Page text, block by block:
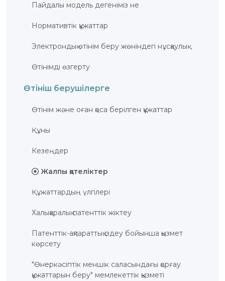
Пайдалы модель дегеніміз не
Нормативтік құжаттар
Электрондық өтінім беру жөніндегі нұсқаулық
Өтінімді өзгерту
Өтініш берушілерге
Өтінім және оған қоса берілген құжаттар
Құны
Кезеңдер
Жалпы қателіктер
Құжаттардың үлгілері
Халықаралық патенттік жіктеу
Патенттік-ақпараттық іздеу бойынша қызмет
көрсету
"Өнеркәсіптік меншік саласындағы қорғау
құжаттарын беру" мемлекеттік қызметі